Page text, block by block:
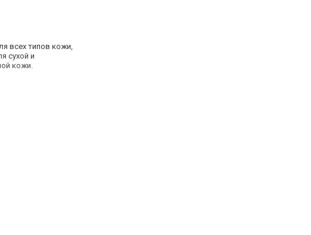
всех типов кожи,
сухой и
кожи.